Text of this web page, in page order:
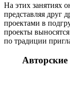
На этих занятиях
представляя друг
проектами в
проекты
по традиции